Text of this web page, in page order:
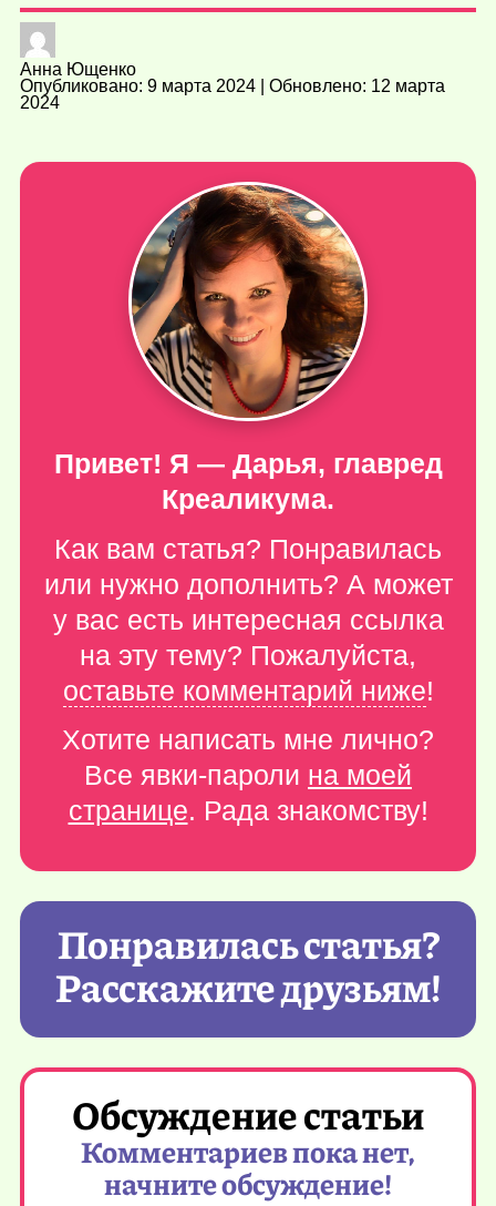
Анна Ющенко
Опубликовано: 9 марта 2024 | Обновлено: 12 марта
2024
Привет! Я — Дарья, главред
Креаликума.
Как вам статья? Понравилась
или нужно дополнить? А может
у вас есть интересная ссылка
на эту тему? Пожалуйста,
оставьте комментарий ниже!
Хотите написать мне лично?
Все явки-пароли на моей
странице. Рада знакомству!
Понравилась статья?
Расскажите друзьям!
Обсуждение статьи
Комментариев пока нет,
начните обсуждение!